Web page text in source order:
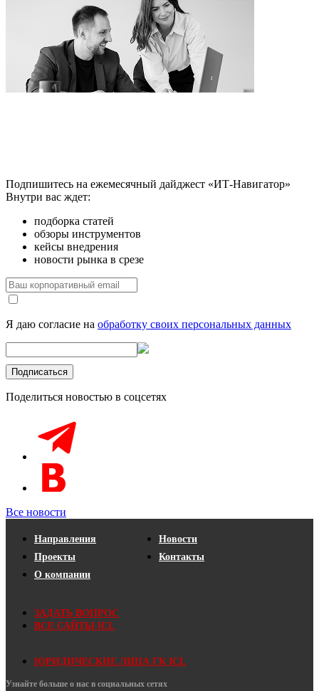
Подпишитесь на ежемесячный дайджест «ИТ-Навигатор»
Внутри вас ждет:
подборка статей
обзоры инструментов
кейсы внедрения
новости рынка в срезе
Я даю согласие на обработку своих персональных данных
Поделиться новостью в соцсетях
Все новости
Направления
Проекты
О компании
Новости
Контакты
ЗАДАТЬ ВОПРОС
ВСЕ САЙТЫ ICL
ЮРИДИЧЕСКИЕ ЛИЦА ГК ICL
Узнайте больше о нас в социальных сетях